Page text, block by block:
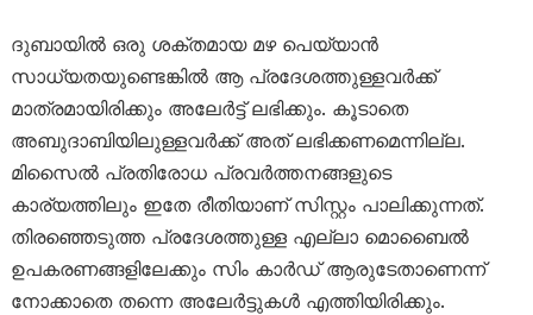
ദുബായിൽ ഒരു ശക്തമായ മഴ പെയ്യാൻ
സാധ്യതയുണ്ടെങ്കിൽ ആ പ്രദേശത്തുള്ളവർക്ക്
മാത്രമായിരിക്കും അലേർട്ട് ലഭിക്കും. കൂടാതെ
അബുദാബിയിലുള്ളവർക്ക് അത് ലഭിക്കണമെന്നില്ല.
മിസൈൽ പ്രതിരോധ പ്രവർത്തനങ്ങളുടെ
കാര്യത്തിലും ഇതേ രീതിയാണ് സിസ്റ്റം പാലിക്കുന്നത്.
തിരഞ്ഞെടുത്ത പ്രദേശത്തുള്ള എല്ലാ മൊബൈൽ
ഉപകരണങ്ങളിലേക്കും സിം കാർഡ് ആരുടേതാണെന്ന്
നോക്കാതെ തന്നെ അലേർട്ടുകൾ എത്തിയിരിക്കും.